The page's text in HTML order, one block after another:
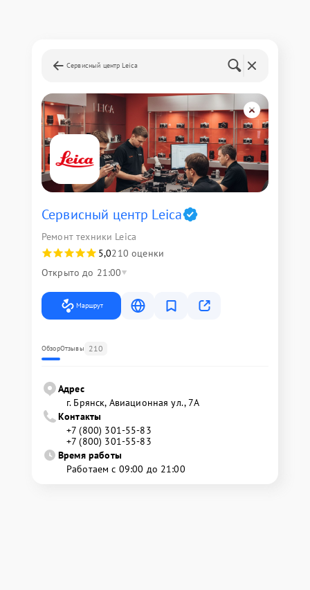
Сервисный центр Leica
Сервисный центр Leica
Ремонт техники Leica
5,0210 оценки
Открыто до 21:00
Маршрут
ОбзорОтзывы 210
Адрес
г. Брянск, Авиационная ул., 7А
Контакты
+7 (800) 301-55-83
+7 (800) 301-55-83
Время работы
Работаем с 09:00 до 21:00